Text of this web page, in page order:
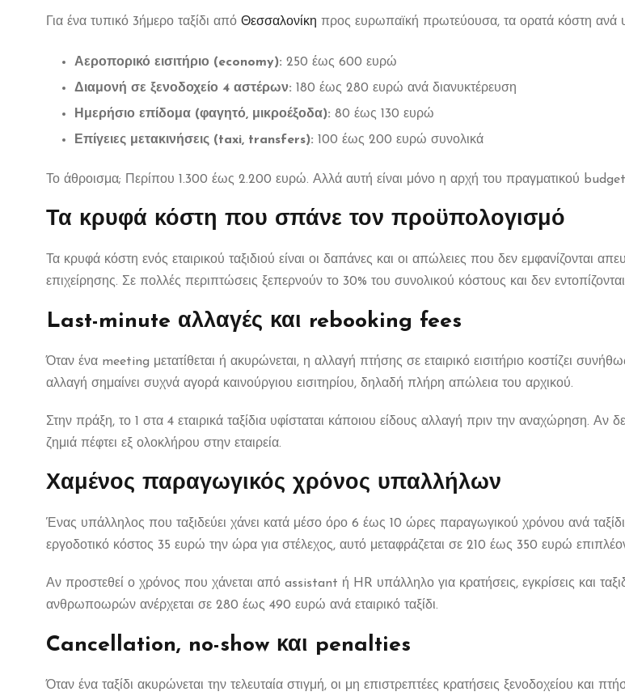
Για ένα τυπικό 3ήμερο ταξίδι από Θεσσαλονίκη προς ευρωπαϊκή πρωτεύουσα, τα ορατά κόστη ανά
Αεροπορικό εισιτήριο (economy): 250 έως 600 ευρώ
Διαμονή σε ξενοδοχείο 4 αστέρων: 180 έως 280 ευρώ ανά διανυκτέρευση
Ημερήσιο επίδομα (φαγητό, μικροέξοδα): 80 έως 130 ευρώ
Επίγειες μετακινήσεις (taxi, transfers): 100 έως 200 ευρώ συνολικά
Το άθροισμα; Περίπου 1.300 έως 2.200 ευρώ. Αλλά αυτή είναι μόνο η αρχή του πραγματικού
Τα κρυφά κόστη που σπάνε τον προϋπολογισμό
Τα κρυφά κόστη ενός εταιρικού ταξιδιού είναι οι δαπάνες και οι απώλειες που δεν εμφανίζονται
επιχείρησης. Σε πολλές περιπτώσεις ξεπερνούν το 30% του συνολικού κόστους και δεν
Last-minute αλλαγές και rebooking fees
Όταν ένα meeting μετατίθεται ή ακυρώνεται, η αλλαγή πτήσης σε εταιρικό εισιτήριο κοστίζει
αλλαγή σημαίνει συχνά αγορά καινούργιου εισιτηρίου, δηλαδή πλήρη απώλεια του αρχικού.
Στην πράξη, το 1 στα 4 εταιρικά ταξίδια υφίσταται κάποιου είδους αλλαγή πριν την αναχώρηση.
ζημιά πέφτει εξ ολοκλήρου στην εταιρεία.
Χαμένος παραγωγικός χρόνος υπαλλήλων
Ένας υπάλληλος που ταξιδεύει χάνει κατά μέσο όρο 6 έως 10 ώρες παραγωγικού χρόνου ανά
εργοδοτικό κόστος 35 ευρώ την ώρα για στέλεχος, αυτό μεταφράζεται σε 210 έως 350 ευρώ
Αν προστεθεί ο χρόνος που χάνεται από assistant ή HR υπάλληλο για κρατήσεις, εγκρίσεις και
ανθρωποωρών ανέρχεται σε 280 έως 490 ευρώ ανά εταιρικό ταξίδι.
Cancellation, no-show και penalties
Όταν ένα ταξίδι ακυρώνεται την τελευταία στιγμή, οι μη επιστρεπτέες κρατήσεις ξενοδοχείου